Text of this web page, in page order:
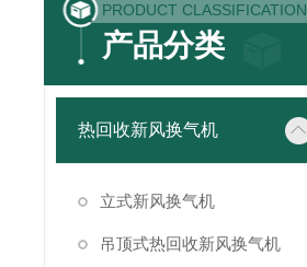
PRODUCT CLASSIFICATION
产品分类
热回收新风换气机
立式新风换气机
吊顶式热回收新风换气机